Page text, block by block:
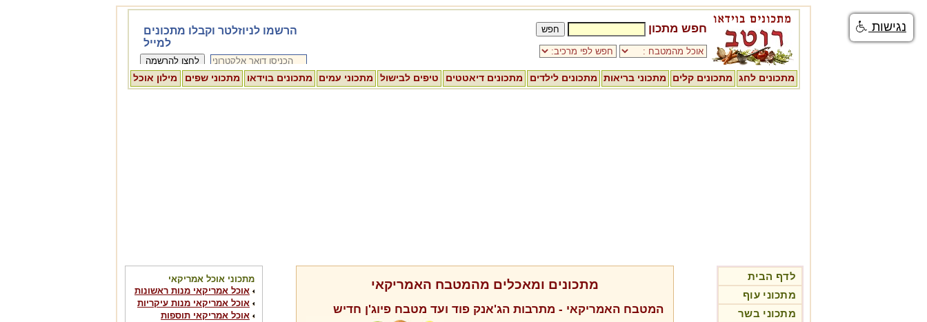
חפש מתכון
מתכונים לחג מתכונים קלים מתכוני בריאות מתכונים לילדים מתכונים דיאטטים טיפים לבישול מתכוני עמים מתכונים בוידאו מתכוני שפים מילון אוכל
לדף הבית
מתכוני עוף
מתכוני בשר
מתכונים ומאכלים מהמטבח האמריקאי
המטבח האמריקאי - מתרבות הג'אנק פוד ועד מטבח פיוג'ן חדיש
מתכוני אוכל אמריקאי
אוכל אמריקאי מנות ראשונות
אוכל אמריקאי מנות עיקריות
אוכל אמריקאי תוספות
נגישות